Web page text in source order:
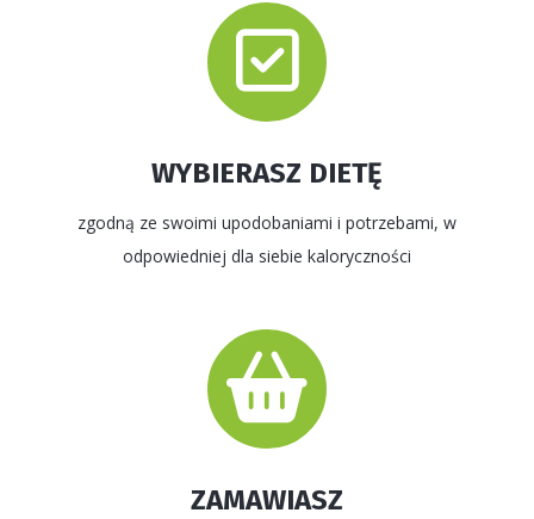
WYBIERASZ DIETĘ
zgodną ze swoimi upodobaniami i potrzebami, w
odpowiedniej dla siebie kaloryczności
ZAMAWIASZ